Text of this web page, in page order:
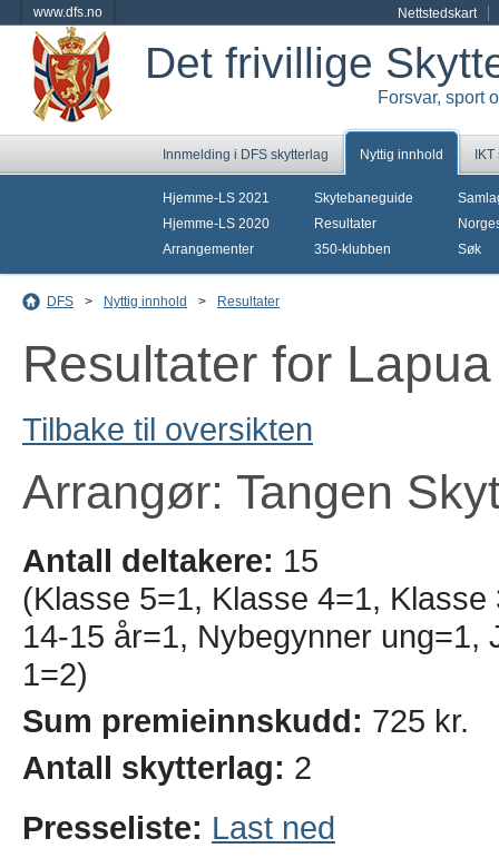
www.dfs.no Nettstedskart
Det frivillige
Forsvar, sport
Innmelding i DFS skytterlag Nyttig innhold
Hjemme-LS 2021
Hjemme-LS 2020
Arrangementer
Skytebaneguide
Resultater
350-klubben
Søk
DFS > Nyttig innhold > Resultater
Resultater for
Tilbake til oversikten
Arrangør: Tangen
Antall deltakere: 15
(Klasse 5=1, Klasse 4=1,
14-15 år=1, Nybegynner
1=2)
Sum premieinnskudd: 725 kr.
Antall skytterlag: 2
Presseliste: Last ned